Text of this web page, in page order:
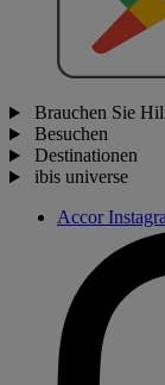
Brauchen Sie
Besuchen
Destinationen
ibis universe
Accor